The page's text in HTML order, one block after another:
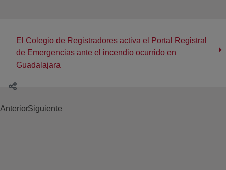
El Colegio de Registradores activa el Portal Registral
de Emergencias ante el incendio ocurrido en
Guadalajara
AnteriorSiguiente